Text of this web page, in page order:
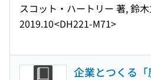
スコット・ハートリー 著, 鈴
2019.10<DH221-M71>
企業とつくる